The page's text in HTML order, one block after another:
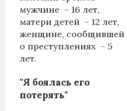
мужчине – 16 лет,
матери детей – 12 лет,
женщине, сообщившей
о преступлениях – 5
лет.
"Я боялась его
потерять"